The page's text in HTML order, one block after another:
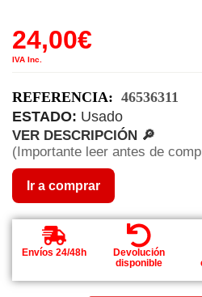
24,00€
IVA Inc.
REFERENCIA: 46536311
ESTADO: Usado
VER DESCRIPCIÓN 🔎
(Importante leer antes de
Ir a comprar
Envíos 24/48h
Devolución
disponible